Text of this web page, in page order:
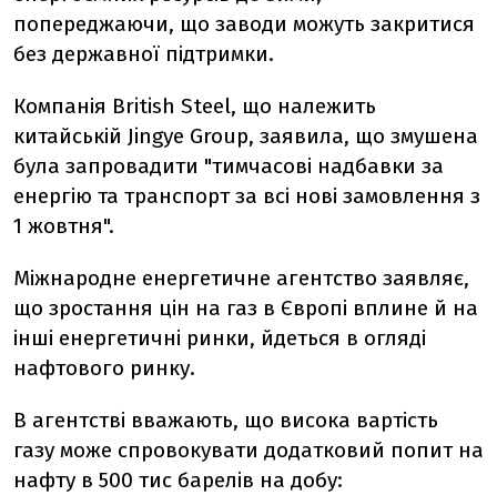
попереджаючи, що заводи можуть закритися
без державної підтримки.
Компанія British Steel, що належить
китайській Jingye Group, заявила, що змушена
була запровадити "тимчасові надбавки за
енергію та транспорт за всі нові замовлення з
1 жовтня".
Міжнародне енергетичне агентство заявляє,
що зростання цін на газ в Європі вплине й на
інші енергетичні ринки, йдеться в огляді
нафтового ринку.
В агентстві вважають, що висока вартість
газу може спровокувати додатковий попит на
нафту в 500 тис барелів на добу: